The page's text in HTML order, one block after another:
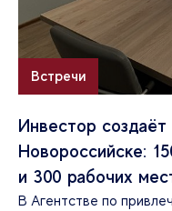
Встречи
Инвестор создаёт
Новороссийске:
и 300 рабочих
В Агентстве по